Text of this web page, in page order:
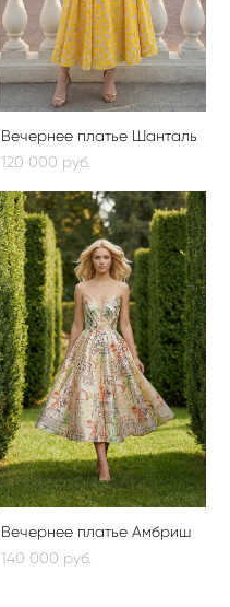
Вечернее платье Шанталь
120 000 pуб.
Вечернее платье Амбриш
140 000 pуб.